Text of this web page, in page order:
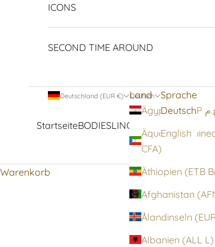
StartseiteBODIESLINGERIE
ICONS
SECOND TIME AROUND
Deutschland (EUR €)
Land
CFA)
Albanien (ALL L)
Deutsch
Sprache
Deutsch
English
Warenkorb